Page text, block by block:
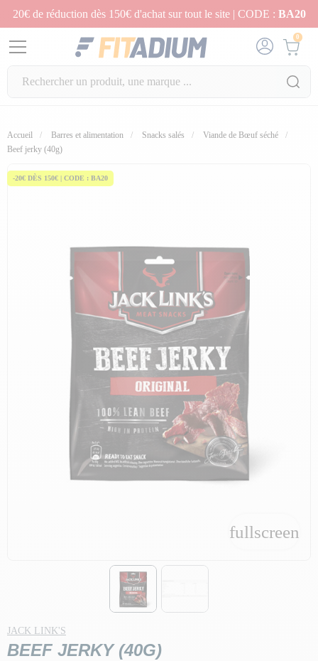
20€ de réduction dès 150€ d'achat sur tout le site | CODE : BA20
0
Accueil Barres et alimentation Snacks salés
Viande de Bœuf séché
Beef jerky (40g)
-20€ DÈS 150€ | CODE : BA20
fullscreen
fullscreen
JACK LINK'S
BEEF JERKY (40G)